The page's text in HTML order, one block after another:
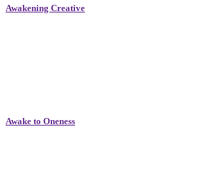
Awakening Creative
Awake to Oneness